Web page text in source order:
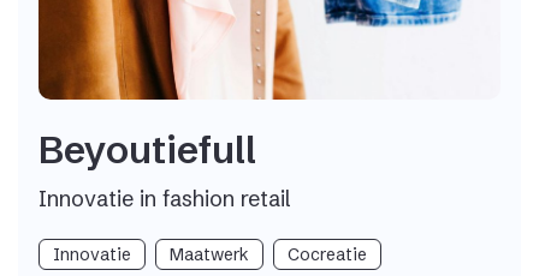
Beyoutiefull
Innovatie in fashion retail
Innovatie Maatwerk Cocreatie